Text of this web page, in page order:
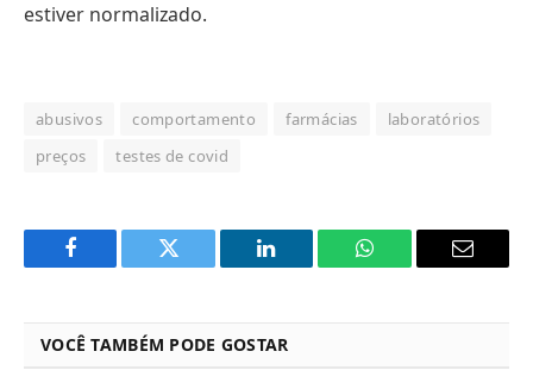
estiver normalizado.
abusivos comportamento farmácias
laboratórios
preços
testes de covid
Facebook Twitter LinkedIn WhatsApp Email
VOCÊ TAMBÉM PODE GOSTAR